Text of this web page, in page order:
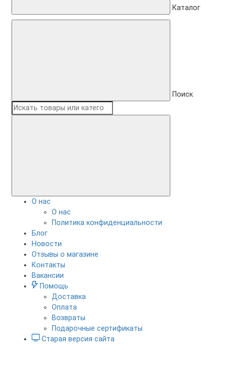
Каталог
Поиск
О нас
О нас
Политика конфиденциальности
Блог
Новости
Отзывы о магазине
Контакты
Вакансии
Помощь
Доставка
Оплата
Возвраты
Подарочные сертификаты
Старая версия сайта